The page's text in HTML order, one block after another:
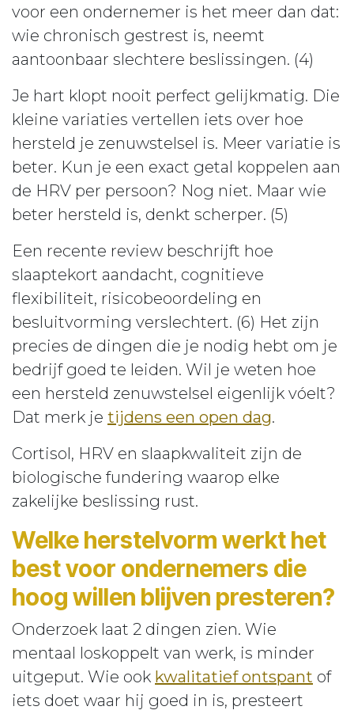
voor een ondernemer is het meer dan dat:
wie chronisch gestrest is, neemt
aantoonbaar slechtere beslissingen. (4)
Je hart klopt nooit perfect gelijkmatig. Die
kleine variaties vertellen iets over hoe
hersteld je zenuwstelsel is. Meer variatie is
beter. Kun je een exact getal koppelen aan
de HRV per persoon? Nog niet. Maar wie
beter hersteld is, denkt scherper. (5)
Een recente review beschrijft hoe
slaaptekort aandacht, cognitieve
flexibiliteit, risicobeoordeling en
besluitvorming verslechtert. (6) Het zijn
precies de dingen die je nodig hebt om je
bedrijf goed te leiden. Wil je weten hoe
een hersteld zenuwstelsel eigenlijk vóelt?
Dat merk je tijdens een open dag.
Cortisol, HRV en slaapkwaliteit zijn de
biologische fundering waarop elke
zakelijke beslissing rust.
Welke herstelvorm werkt het
best voor ondernemers die
hoog willen blijven presteren?
Onderzoek laat 2 dingen zien. Wie
mentaal loskoppelt van werk, is minder
uitgeput. Wie ook kwalitatief ontspant of
iets doet waar hij goed in is, presteert